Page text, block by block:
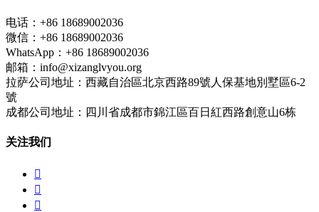
电话：+86 18689002036
微信：+86 18689002036
WhatsApp：+86 18689002036
邮箱：info@xizanglvyou.org
拉萨公司地址：西藏自治區北京西路89號人保基地別墅區6-2
號
成都公司地址：四川省成都市錦江區百日紅西路創意山6栋
关注我们


